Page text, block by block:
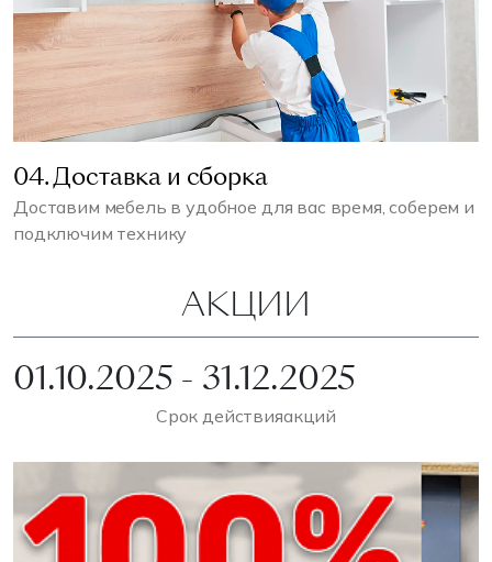
04. Доставка и сборка
Доставим мебель в удобное для вас время, соберем и
подключим технику
АКЦИИ
01.10.2025 - 31.12.2025
Срок действияакций